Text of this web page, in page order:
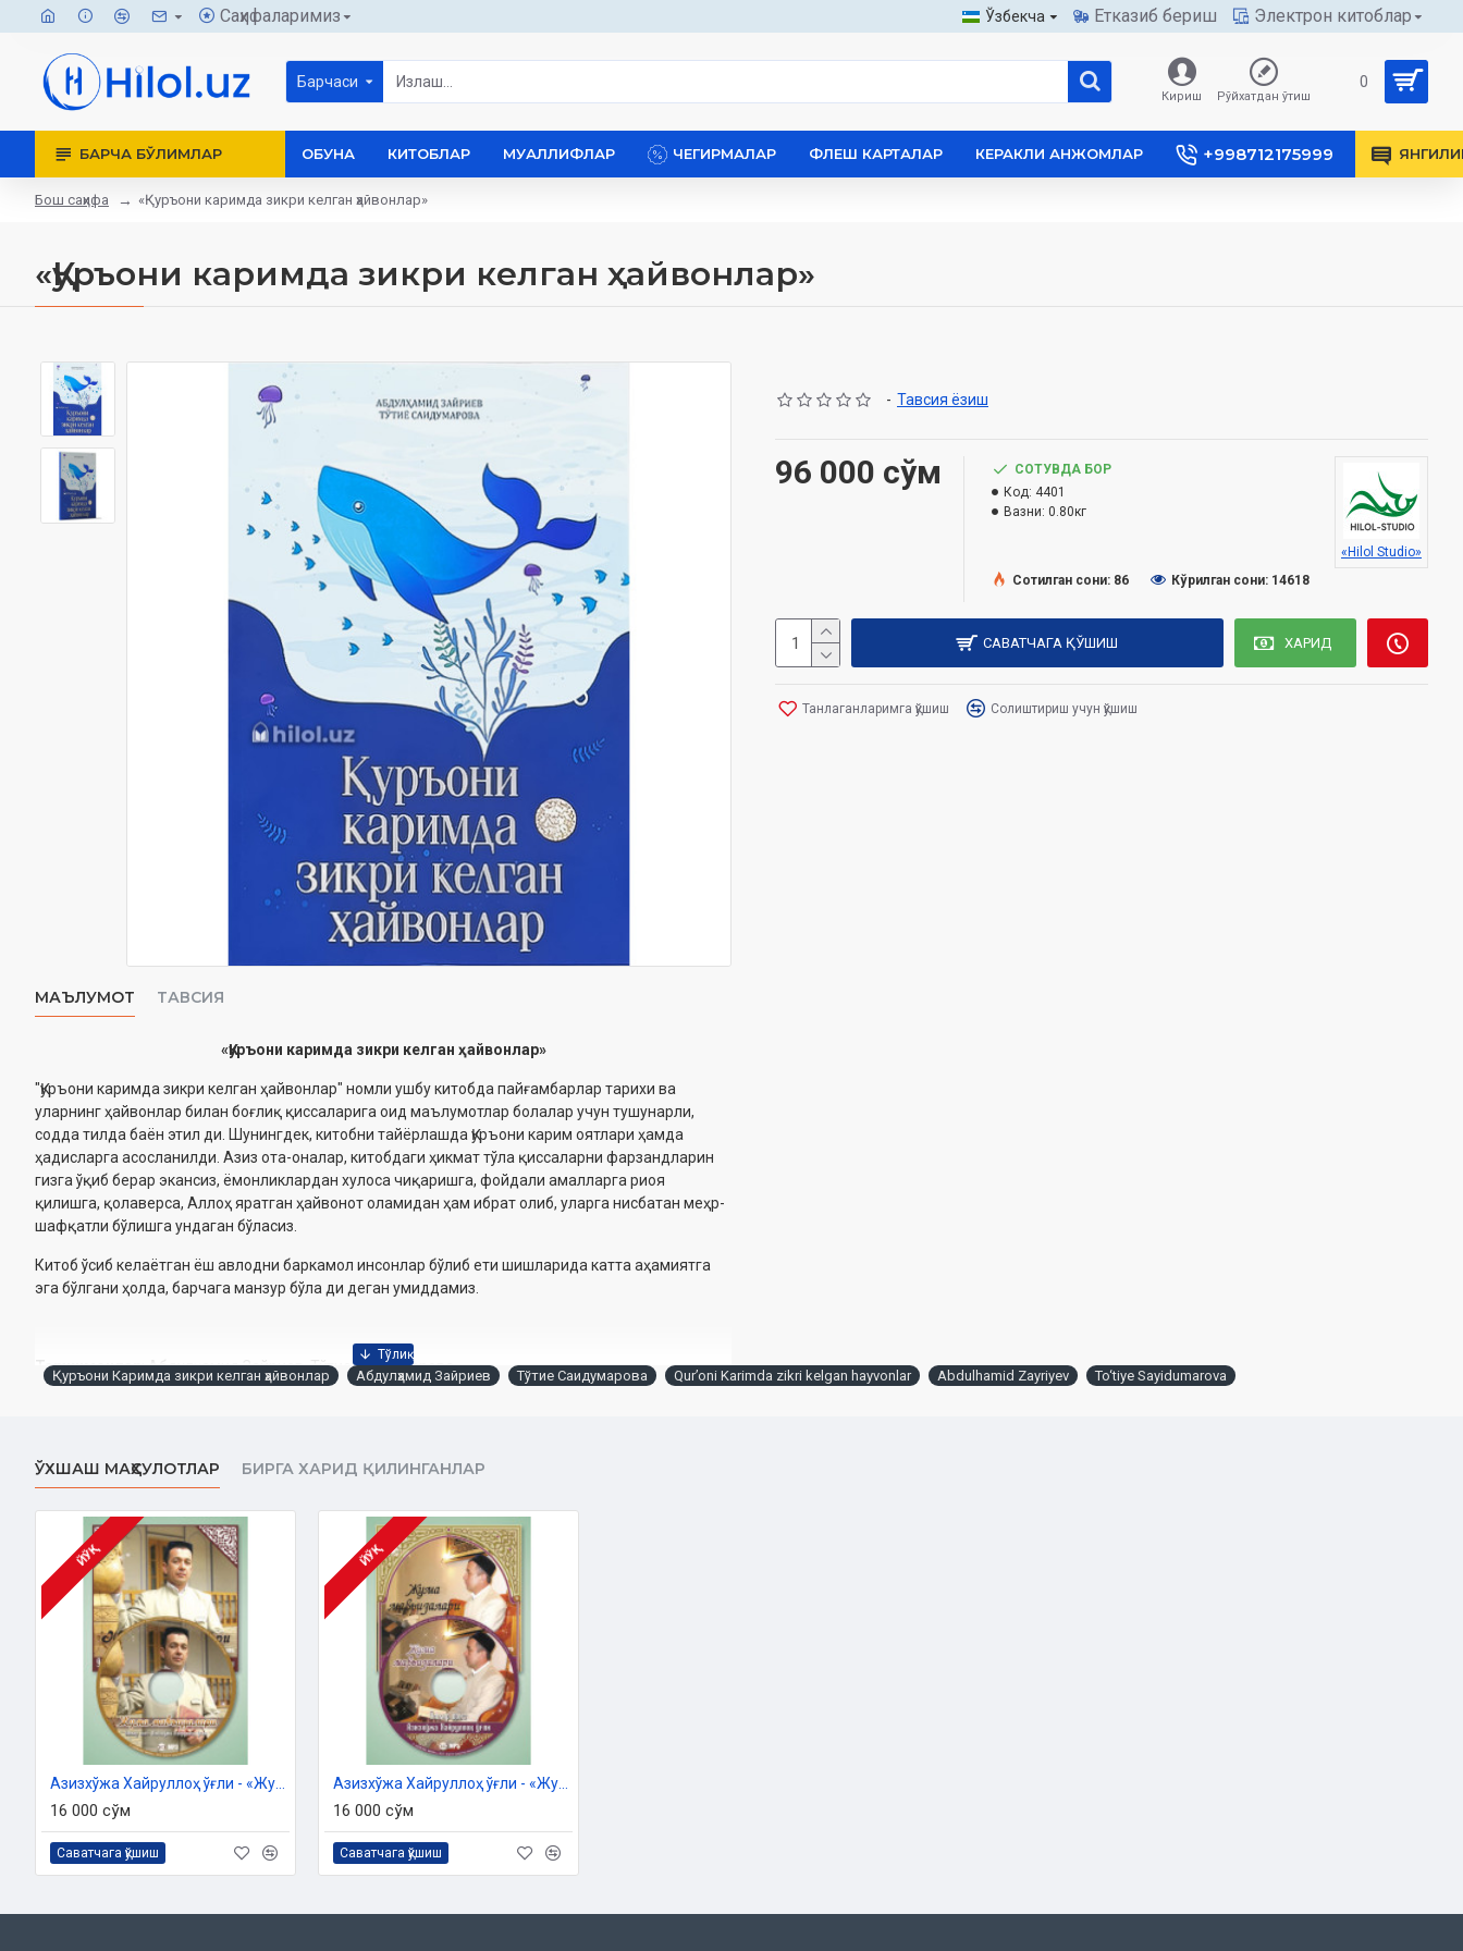
Саҳифаларимиз Ўзбекча Етказиб бериш Электрон китоблар
Барчаси
Кириш Рўйхатдан ўтиш
0
БАРЧА БЎЛИМЛАР ОБУНА КИТОБЛАР МУАЛЛИФЛАР ЧЕГИРМАЛАР ФЛЕШ КАРТАЛАР КЕРАКЛИ АНЖОМЛАР +998712175999
Бош саҳифа «Қуръони каримда зикри келган ҳайвонлар»
«Қуръони каримда зикри келган ҳайвонлар»
МАЪЛУМОТ ТАВСИЯ
«Қуръони каримда зикри келган ҳайвонлар»
"Қуръони каримда зикри келган ҳайвонлар" номли ушбу китобда пайғамбарлар тарихи ва
уларнинг ҳайвонлар билан боғлиқ қиссаларига оид маълумотлар болалар учун тушунарли,
содда тилда баён этил ди. Шунингдек, китобни тайёрлашда Қуръони карим оятлари ҳамда
ҳадисларга асосланилди. Азиз ота-оналар, китобдаги ҳикмат тўла қиссаларни фарзандларин
гизга ўқиб берар экансиз, ёмонликлардан хулоса чиқаришга, фойдали амалларга риоя
қилишга, қолаверса, Аллоҳ яратган ҳайвонот оламидан ҳам ибрат олиб, уларга нисбатан меҳр-
шафқатли бўлишга ундаган бўласиз.
Китоб ўсиб келаётган ёш авлодни баркамол инсонлар бўлиб ети шишларида катта аҳамиятга
эга бўлгани ҳолда, барчага манзур бўла ди деган умиддамиз.
Таржимонлар: Абдулҳамид Зайриев, Тўтие Саидумарова
Nashriyot:«Shamsuddinxon Boboxonov»
ISBN:
Oʻlchami:
60x84 1/8
Ўзбекистон Республикаси Дин ишлари бўйича қўмитанинг 2024 йил 20 майдаги 03-07/3075-
сонли хулосаси асосида нашрга тайёрланди.
МУНДАРИЖА
НУҲ АЛАЙҲИССАЛОМ ҚИССАСИ
Кемадаги жонзотлар
ҲАЙВОНОТ БОҒИДА
Сулаймон алайҳиссалом қиссаси
ҚОБИЛ ВА ҲОБИЛ ҚИССАСИ
Ер юзидаги биринчи қотиллик
"АСҲОБИ КАҲФ" ҚИССАСИ
- Тавсия ёзиш
96 000 сўм
СОТУВДА БОР
Код: 4401
Вазни: 0.80кг
«Hilol Studio»
Сотилган сони: 86
Кўрилган сони: 14618
САВАТЧАГА ҚЎШИШ ХАРИД
Танлаганларимга қўшиш Солиштириш учун қўшиш
Қуръони Каримда зикри келган ҳайвонлар Абдулҳамид Зайриев Тўтие Саидумарова Qur’oni Karimda zikri kelgan hayvonlar Abdulhamid Zayriyev To‘tiye Sayidumarova
ЎХШАШ МАҲСУЛОТЛАР БИРГА ХАРИД ҚИЛИНГАНЛАР
ЙЎҚ
16 000 сўм
Саватчага қўшиш
ЙЎҚ
16 000 сўм
Саватчага қўшиш